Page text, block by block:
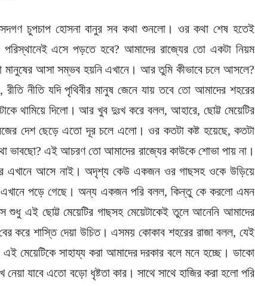
চুপচাপ হোসনা বানুর সব কথা শুনলো। ওর কথা শেষ হতেই
এসে পড়তে হবে? আমাদের রাজ্যের তো একটা নিয়ম
আসা সম্ভব হয়নি এখানে। আর তুমি কীভাবে চলে আসলে?
নীতি যদি পৃথিবীর মানুষ জেনে যায় তবে তো আমাদের শহরের
থামিয়ে দিলো। আর খুব দুঃখ করে বলল, আহারে, ছোট্ট মেয়েটির
দেশ ছেড়ে এতো দূর চলে এলো। ওর কতটা কষ্ট হয়েছে, কতটা
ভাবছো? এই আচরণ তো আমাদের রাজ্যের কাউকে শোভা পায় না।
এখানে আসে নাই। অদৃশ্য কেউ একজন ওর গাছসহ ওকে উড়িয়ে
এখানে পড়ে গেছে। অন্য একজন পরি বলল, কিন্তু কে করলো এমন
শুধু এই ছোট্ট মেয়েটির গাছসহ মেয়েটাকেই তুলে আনেনি আমাদের
করে শাস্তি দেয়া উচিত। এসময় কোকাব শহরের রাজা বলল, যেই
মেয়েটিকে সাহায্য করা আমাদের দরকার বলে মনে হচ্ছে। ডাকো
যাবে এতো বড়ো ধৃষ্টতা কার। সাথে সাথে হাজির করা হলো পরি